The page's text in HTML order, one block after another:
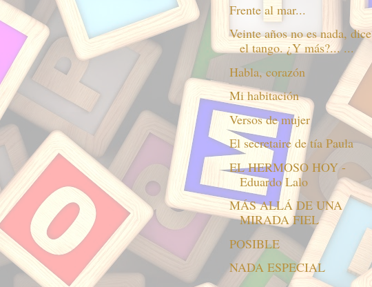
Frente al mar...
Veinte años no es nada, dice
el tango. ¿Y más?... ...
Habla, corazón
Mi habitación
Versos de mujer
El secretaire de tía Paula
EL HERMOSO HOY -
Eduardo Lalo
MÁS ALLÁ DE UNA
MIRADA FIEL
POSIBLE
NADA ESPECIAL